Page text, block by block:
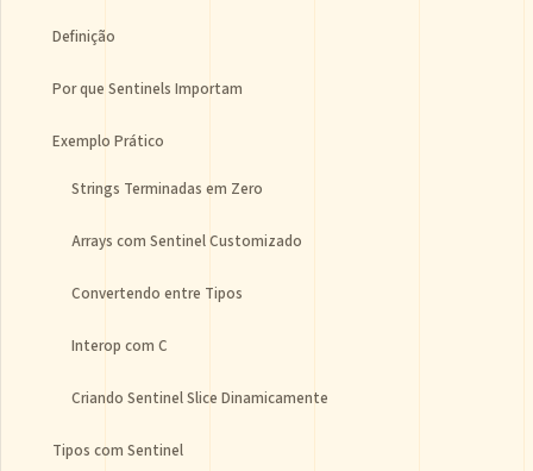
Definição
Por que Sentinels Importam
Exemplo Prático
Strings Terminadas em Zero
Arrays com Sentinel Customizado
Convertendo entre Tipos
Interop com C
Criando Sentinel Slice Dinamicamente
Tipos com Sentinel